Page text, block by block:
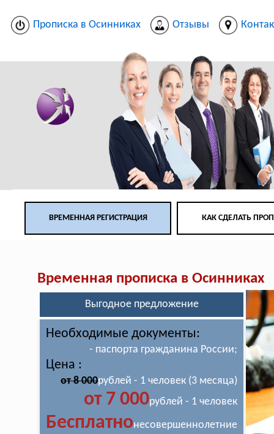
Прописка в Осинниках Отзывы
ВРЕМЕННАЯ РЕГИСТРАЦИЯ КАК СДЕЛАТЬ
Временная прописка в Осинниках
Выгодное предложение
Необходимые документы:
- паспорта гражданина России;
Цена :
от 8 000рублей - 1 человек (3 месяца)
от 7 000рублей - 1 человек
Бесплатнонесовершеннолетние